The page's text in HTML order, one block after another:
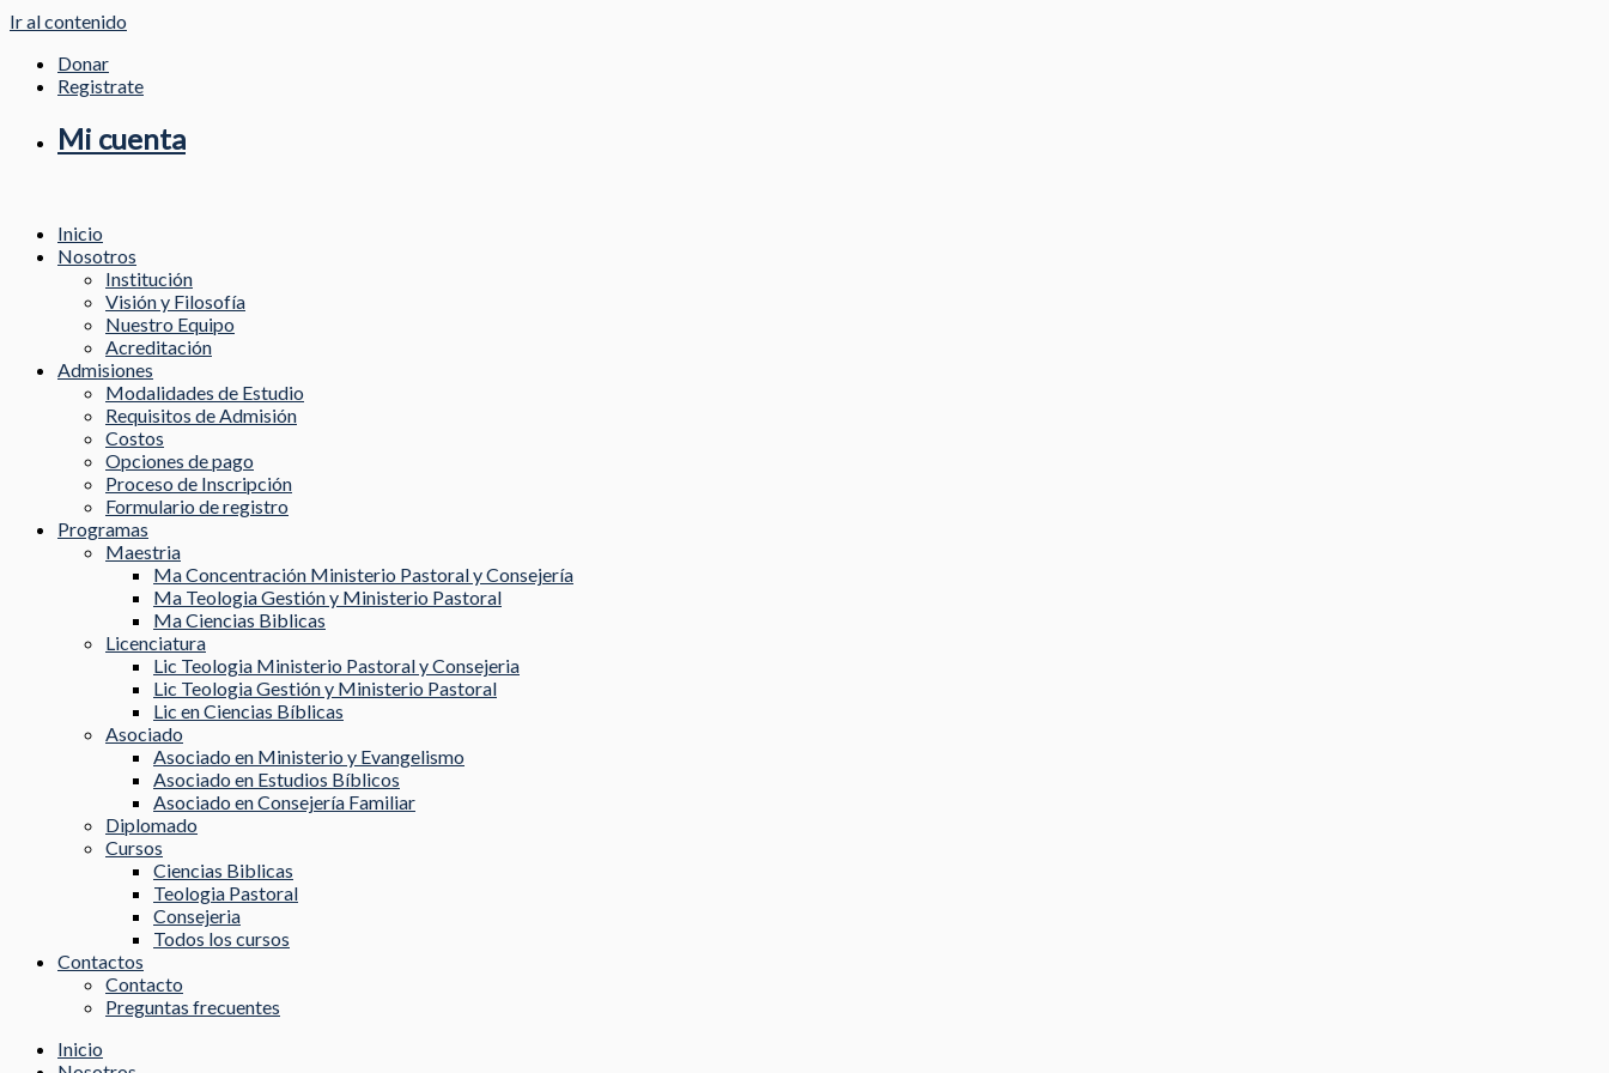
Ir al contenido
Donar
Registrate
Mi cuenta
Inicio
Nosotros
Institución
Visión y Filosofía
Nuestro Equipo
Acreditación
Admisiones
Modalidades de Estudio
Requisitos de Admisión
Costos
Opciones de pago
Proceso de Inscripción
Formulario de registro
Programas
Maestria
Ma Concentración Ministerio Pastoral y Consejería
Ma Teologia Gestión y Ministerio Pastoral
Ma Ciencias Biblicas
Licenciatura
Lic Teologia Ministerio Pastoral y Consejeria
Lic Teologia Gestión y Ministerio Pastoral
Lic en Ciencias Bíblicas
Asociado
Asociado en Ministerio y Evangelismo
Asociado en Estudios Bíblicos
Asociado en Consejería Familiar
Diplomado
Cursos
Ciencias Biblicas
Teologia Pastoral
Consejeria
Todos los cursos
Contactos
Contacto
Preguntas frecuentes
Inicio